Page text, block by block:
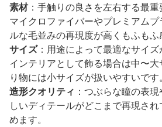
素材：手触りの良さを左右する最重
マイクロファイバーやプレミアム
ルな毛並みの再現度が高くもふもふ
サイズ：用途によって最適なサイズ
インテリアとして飾る場合は中〜
り物には小サイズが扱いやすいです。
造形クオリティ ：つぶらな瞳の表
しいディテールがどこまで再現さ
めます。